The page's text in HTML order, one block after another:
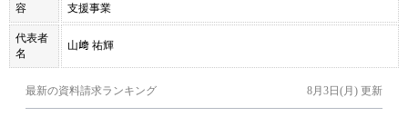
容
支援事業
代表者
名
山﨑 祐輝
最新の資料請求ランキング 8月3日(月) 更新